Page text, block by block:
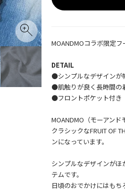
MOANDMOコラボ限定
DETAIL
●シンプルなデザインが
●肌触りが良く長時間の
●フロントポケット付き
MOANDMO（モーアンド
クラシックなFRUIT OF
ンになっています。
シンプルなデザインがほ
テムです。
日頃のおでかけにはも